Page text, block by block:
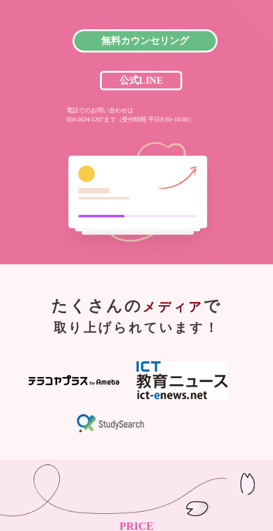
無料カウンセリング
公式LINE
電話でのお問い合わせは
050-3634-1207まで（受付時間 平日9:00~18:00）
たくさんの メディア で
取り上げられています！
PRICE